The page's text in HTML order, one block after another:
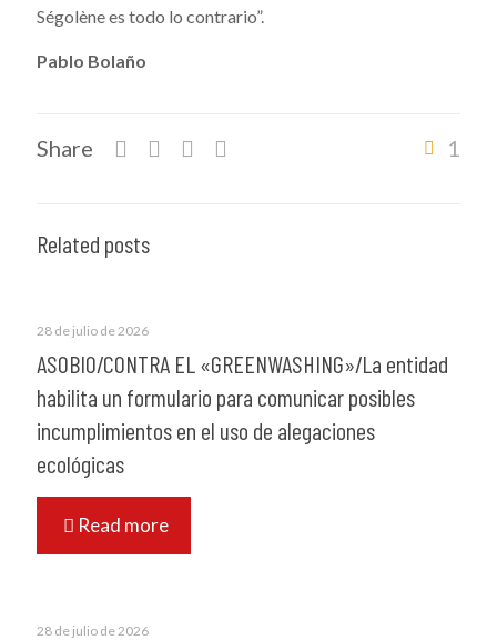
Ségolène es todo lo contrario”.
Pablo Bolaño
Share 1
Related posts
28 de julio de 2026
ASOBIO/CONTRA EL «GREENWASHING»/La entidad
habilita un formulario para comunicar posibles
incumplimientos en el uso de alegaciones
ecológicas
Read more
28 de julio de 2026